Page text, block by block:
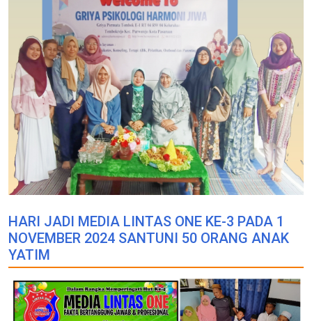
HARI JADI MEDIA LINTAS ONE KE-3 PADA 1
NOVEMBER 2024 SANTUNI 50 ORANG ANAK
YATIM